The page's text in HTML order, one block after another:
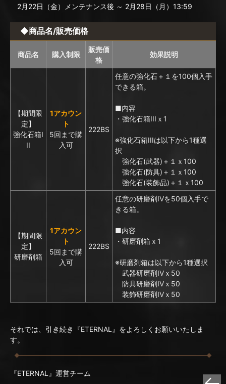
2月22日（金）メンテナンス後 ～ 2月28日（月）13:59
◆商品名/販売価格
商品名 購入制限
販売価
格
効果説明
【期間限
定】
強化石箱I
II
1アカウン
ト
5回まで購
入可
222BS
任意の強化石＋１を100個入手
できる箱。
■内容
・強化石箱IIIｘ1
※強化石箱IIIは以下から1種選
択
強化石(武器)＋１ｘ100
強化石(防具)＋１ｘ100
強化石(装飾品)＋１ｘ100
【期間限
定】
研磨剤箱
1アカウン
ト
5回まで購
入可
222BS
任意の研磨剤IVを50個入手で
きる箱。
■内容
・研磨剤箱ｘ1
※研磨剤箱は以下から1種選択
武器研磨剤IVｘ50
防具研磨剤IVｘ50
装飾研磨剤IVｘ50
それでは、引き続き『ETERNAL』をよろしくお願いいたしま
す。
『ETERNAL』運営チーム